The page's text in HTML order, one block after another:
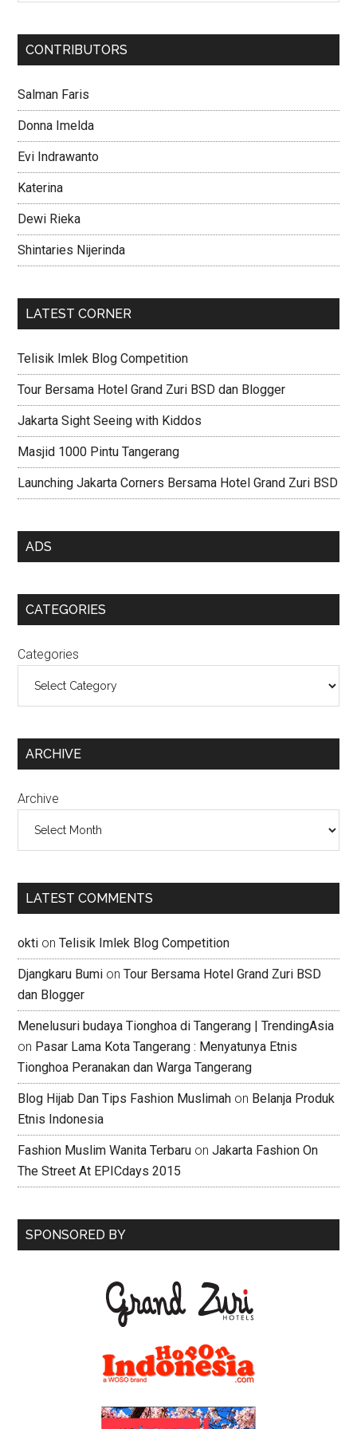
CONTRIBUTORS
Salman Faris
Donna Imelda
Evi Indrawanto
Katerina
Dewi Rieka
Shintaries Nijerinda
LATEST CORNER
Telisik Imlek Blog Competition
Tour Bersama Hotel Grand Zuri BSD dan Blogger
Jakarta Sight Seeing with Kiddos
Masjid 1000 Pintu Tangerang
Launching Jakarta Corners Bersama Hotel Grand Zuri BSD
ADS
CATEGORIES
Categories
ARCHIVE
Archive
LATEST COMMENTS
okti onTelisik Imlek Blog Competition
Djangkaru Bumi onTour Bersama Hotel Grand Zuri BSD
dan Blogger
Menelusuri budaya Tionghoa di Tangerang | TrendingAsia
on Pasar Lama Kota Tangerang : Menyatunya Etnis
Tionghoa Peranakan dan Warga Tangerang
Blog Hijab Dan Tips Fashion Muslimah on Belanja Produk
Etnis Indonesia
Fashion Muslim Wanita Terbaru onJakarta Fashion On
The Street At EPICdays 2015
SPONSORED BY